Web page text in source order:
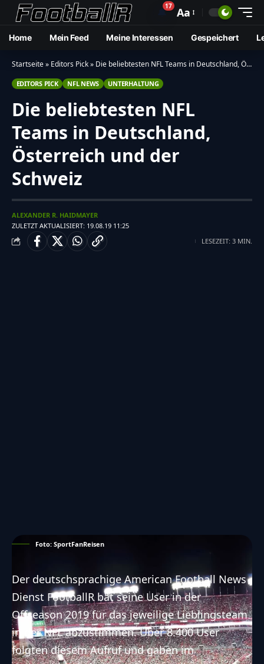
🔔17 Aa
Home Mein Feed Meine Interessen Gespeichert
Startseite» Editors Pick» Die beliebtesten NFL Teams in Deutschland, Österreich und der Schweiz
EDITORS PICK NFL NEWS UNTERHALTUNG
Die beliebtesten NFL
Teams in Deutschland,
Österreich und der
Schweiz
ZULETZT AKTUALISIERT: 19.08.19 11:25
ALEXANDER R. HAIDMAYER
LESEZEIT: 3 MIN.
Foto: SportFanReisen
Der deutschsprachigeAmerican Football News
Dienst FootballR bat seine User in der
Offseason 2019 für das jeweilige Lieblingsteam
in der NFL abzustimmen. Über 8.400 User
folgten diesem Aufruf und gaben im